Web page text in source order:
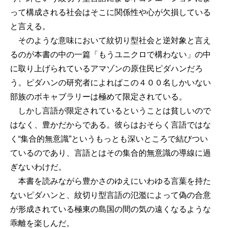
って構成される社会はそこに関係性や心が欠損している
と言える。
そのような意味において紋切り型社会と逆対象と言え
るのが本書の中の一篇「もうユニクロで構わない」の中
に取り上げられているアマゾンの原住民ピダハンだろ
う。ピダハンの研究者によればこの４００名しかいない
部族のボキャブラリーは極めて限定されている。
しかし言語が限定されているということは貧しいので
はなく、豊かだからである。彼らはおそらく言語ではな
く“集合的無意識”というもっとも深いところで結びつい
ているのであり、言語とはその集合的無意識の導線に過
ぎないわけだ。
本書を読みながら豊かさのゆえにいわゆる言葉を持た
ないピダハンと、紋切り型言語の氾濫によって偽の合意
が形成されている極東の島国の間の気の遠くなるような
乖離を楽しんだ。